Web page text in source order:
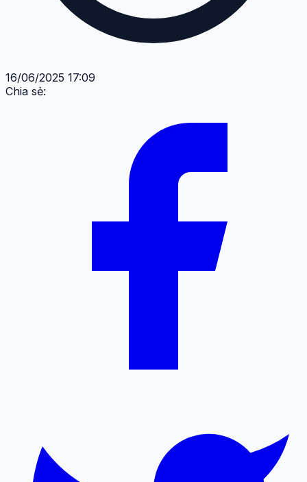
16/06/2025 17:09
Chia sẻ: